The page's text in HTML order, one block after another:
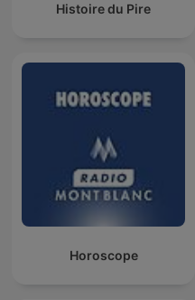
Histoire du Pire
Horoscope